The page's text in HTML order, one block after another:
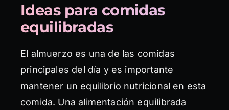
Ideas para comidas
equilibradas
El almuerzo es una de las comidas
principales del día y es importante
mantener un equilibrio nutricional en esta
comida. Una alimentación equilibrada